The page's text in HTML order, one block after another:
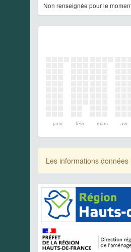
Non renseignée pour le
janv. févr. mars avr.
Les informations